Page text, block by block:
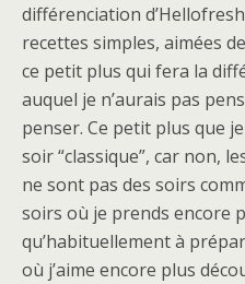
différenciation
recettes simples, aimées
ce petit plus qui fera la
auquel je n’aurais pas
penser. Ce petit plus que
soir “classique”, car non,
ne sont pas des soirs
soirs où je prends encore
qu’habituellement à
où j’aime encore plus